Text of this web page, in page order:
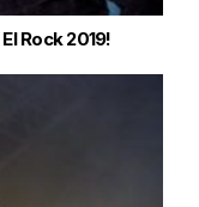
Rock 2019!